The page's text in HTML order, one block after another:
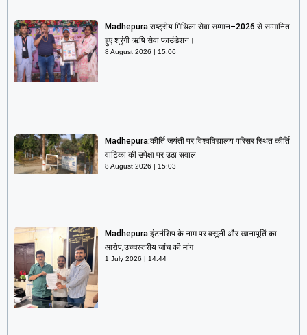
Madhepura:राष्ट्रीय मिथिला सेवा सम्मान–2026 से सम्मानित
हुए श्रृंगी ऋषि सेवा फाउंडेशन।
8 August 2026 15:06
Madhepura:कीर्ति जयंती पर विश्वविद्यालय परिसर स्थित कीर्ति
वाटिका की उपेक्षा पर उठा सवाल
8 August 2026 15:03
Madhepura:इंटर्नशिप के नाम पर वसूली और खानापूर्ति का
आरोप,उच्चस्तरीय जांच की मांग
1 July 2026 14:44